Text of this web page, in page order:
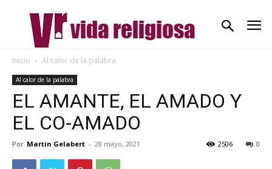
Inicio Al calor de la palabra
Al calor de la palabra
EL AMANTE, EL AMADO Y
EL CO-AMADO
Por Martin Gelabert - 28 mayo, 2021 0
2506